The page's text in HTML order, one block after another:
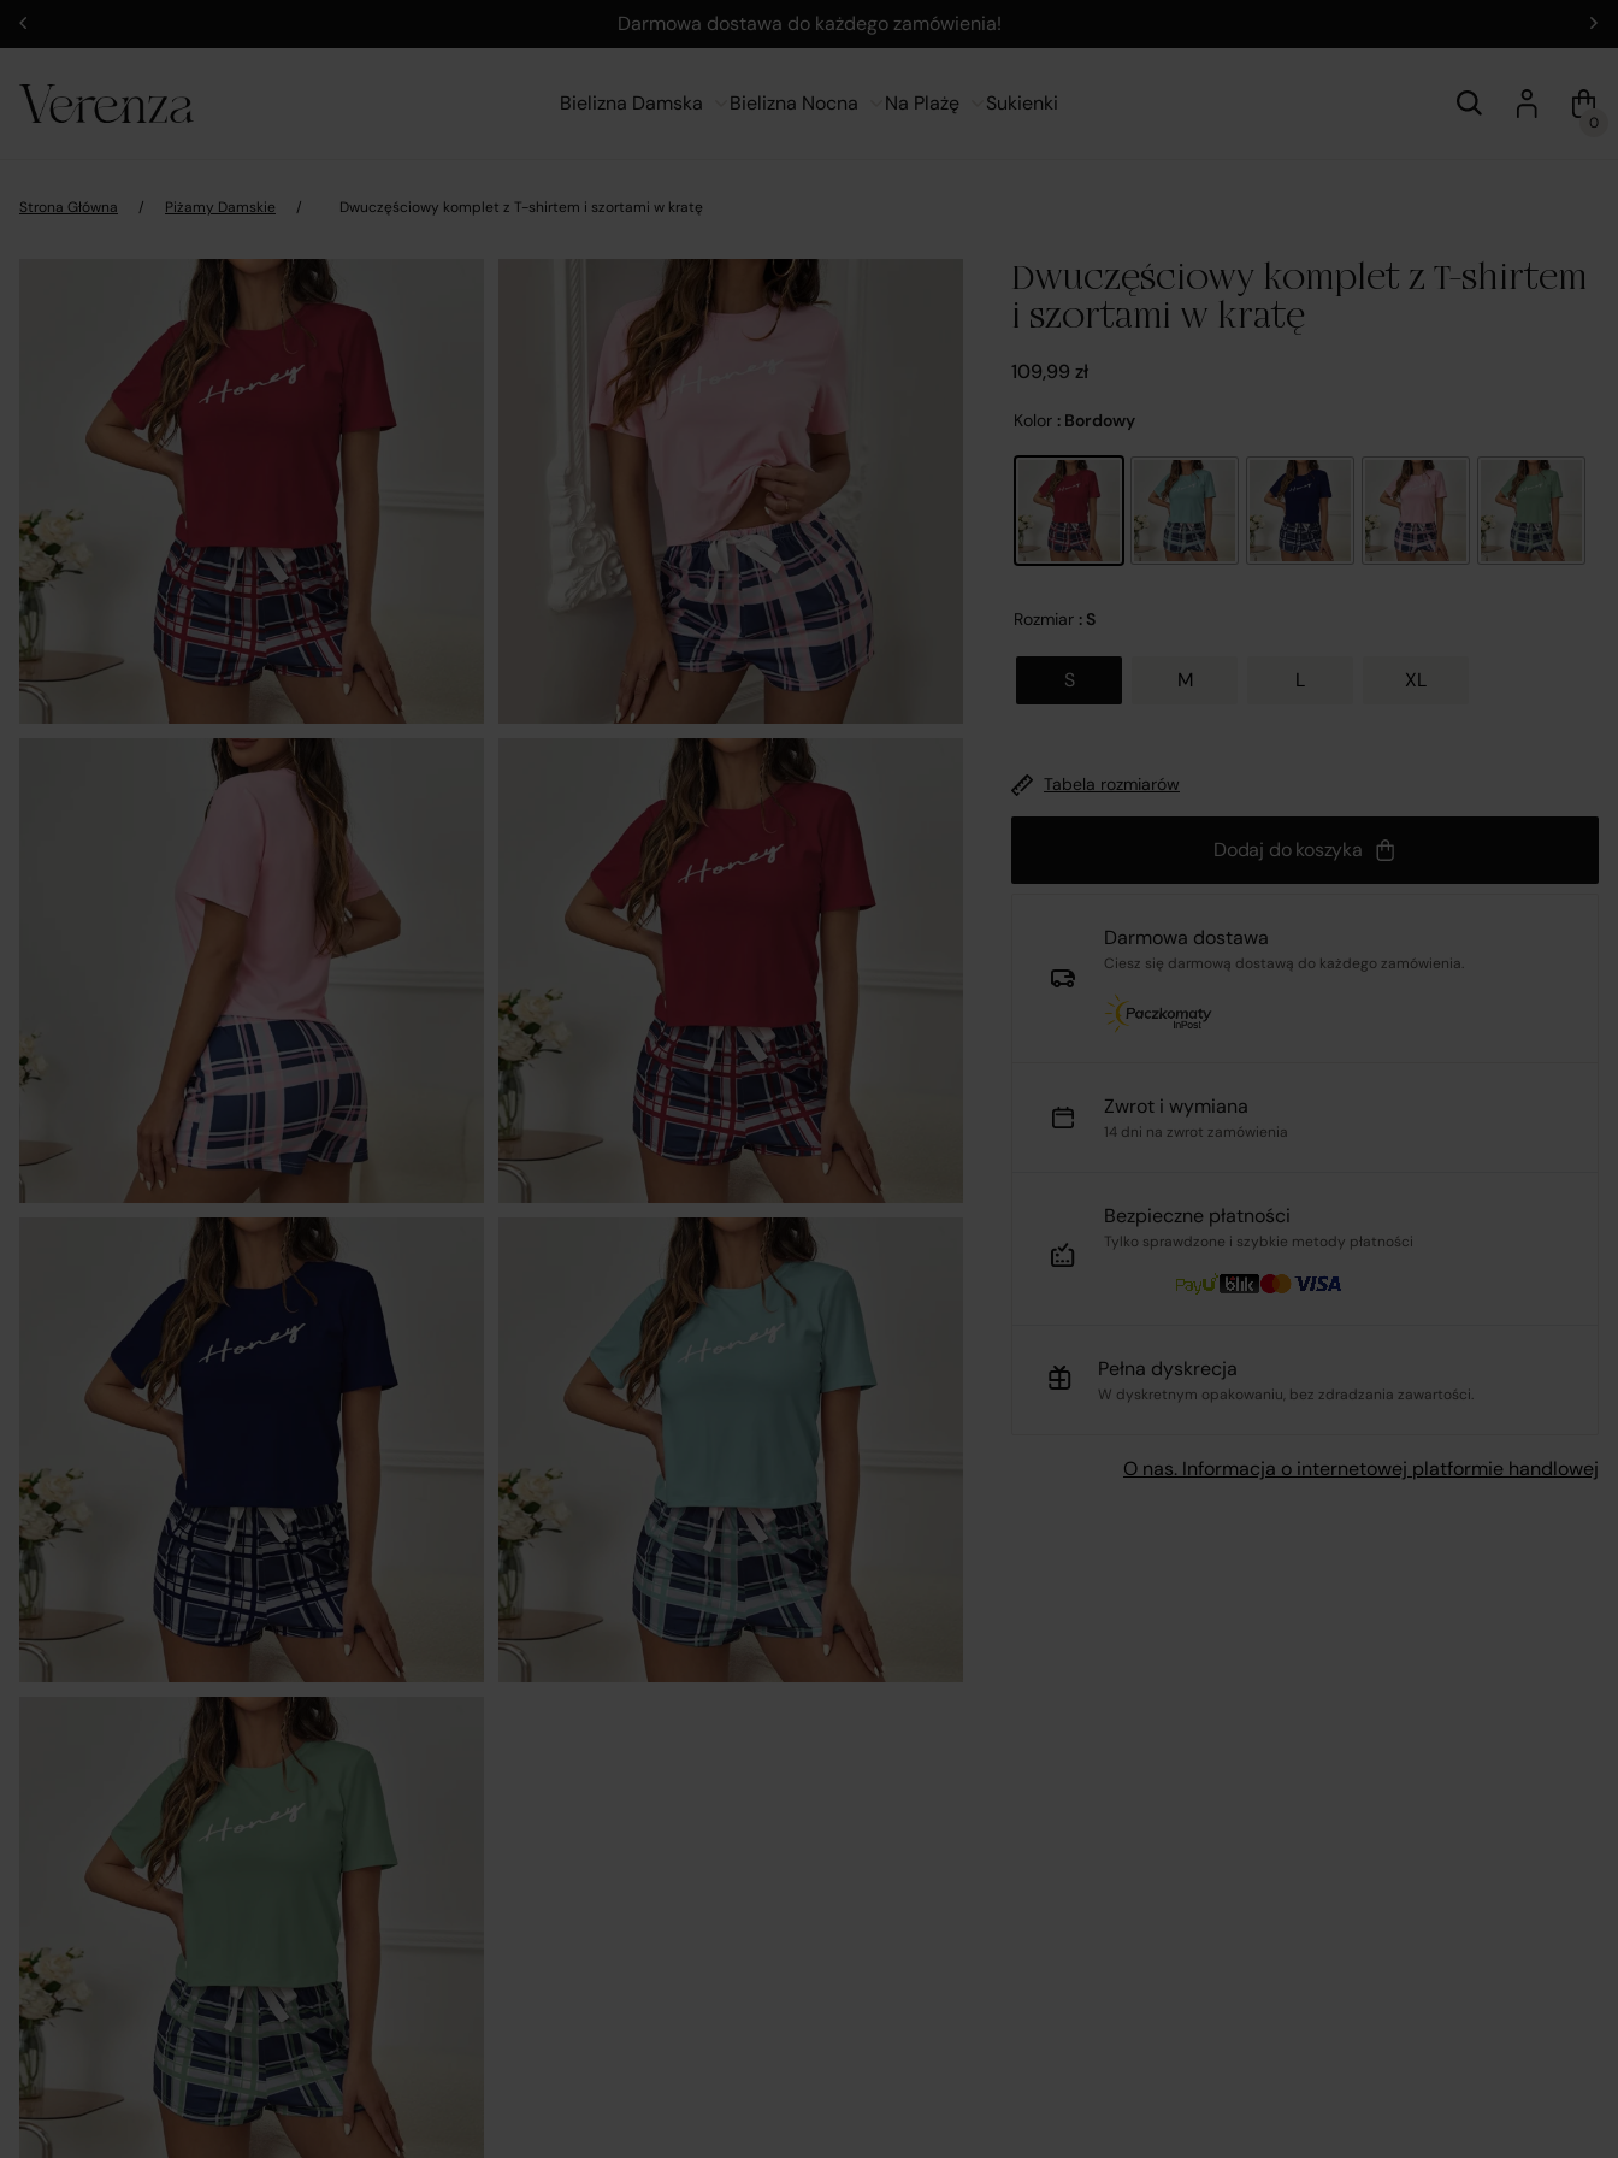
Darmowa dostawa do każdego zamówienia!
Bielizna Damska Bielizna Nocna Na Plażę Sukienki
0
Strona Główna / Piżamy Damskie / Dwuczęściowy komplet z T-shirtem i szortami w kratę
Dwuczęściowy komplet z T-shirtem
i szortami w kratę
109,99 zł
Kolor : Bordowy
Rozmiar : S
S M L XL
Tabela rozmiarów
Dodaj do koszyka
Darmowa dostawa
Ciesz się darmową dostawą do każdego zamówienia.
Zwrot i wymiana
14 dni na zwrot zamówienia
Bezpieczne płatności
Tylko sprawdzone i szybkie metody płatności
Pełna dyskrecja
W dyskretnym opakowaniu, bez zdradzania zawartości.
O nas. Informacja o internetowej platformie handlowej
Informacje o platformie handlowej
W wykonaniu obowiązków wynikających z
30 maja 2014 r. o prawach konsumenta (Dz.U. 2014 poz. 827, z
późn. zm.)oraz mając na uwadze konieczność zachowania
transparentności względem konsumentów dokonujących
czynności cywilnoprawnych w postaci zawierania umów
sprzedaży na odległość, spółka
R&B COMMERCE SPÓŁKA Z
OGRANICZONĄ ODPOWIEDZIALNOŚCIĄ
1 MAJA 30A, 45-355 wpisana do Rejestru Przedsiębiorców
Krajowego Rejestru Sądowego pod numerem KRS: 0001182670,
posiadająca NIP: 7543380134 oraz REGON: 542188455, jako
podmiot prowadzący internetową platformę handlową
w rozumieniu art. 2 pkt 8 ustawy o prawach konsumenta,
niniejszym informuje, iż:
Platforma Verenza.pl stanowi internetową platformę handlową,
której operatorem i usługodawcą w rozumieniu przepisów
ustawy o świadczeniu usług drogą elektroniczną jest spółka
R&B Commerce spółka z ograniczoną odpowiedzialnością,
działająca w charakterze pośrednika umożliwiającego
konsumentom zawieranie umów sprzedaży na odległość z
osobami trzecimi, tj. zewnętrznymi przedsiębiorcami,
niezależnymi od R&B Commerce spółka z ograniczoną
odpowiedzialnością, dalej jako „Sprzedawcy”.
Platforma Verenza.pl prowadzona jest przez R&B Commerce
spółka z ograniczoną odpowiedzialnością jako dostawcę